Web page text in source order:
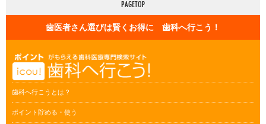
歯医者さん選びは賢くお得に 歯科へ行こう！
歯科へ行こうとは？
ポイント貯める・使う